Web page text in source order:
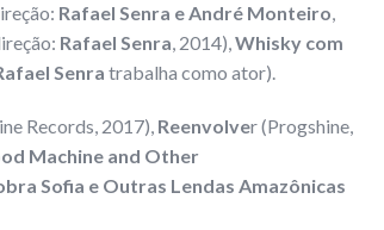
Rafael Senra e André Monteiro,
Rafael Senra, 2014),Whisky com
Senra trabalha como ator).
Records, 2017), Reenvolver (Progshine,
Machine and Other
Sofia e Outras Lendas Amazônicas